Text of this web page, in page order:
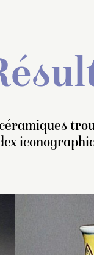
céramiques